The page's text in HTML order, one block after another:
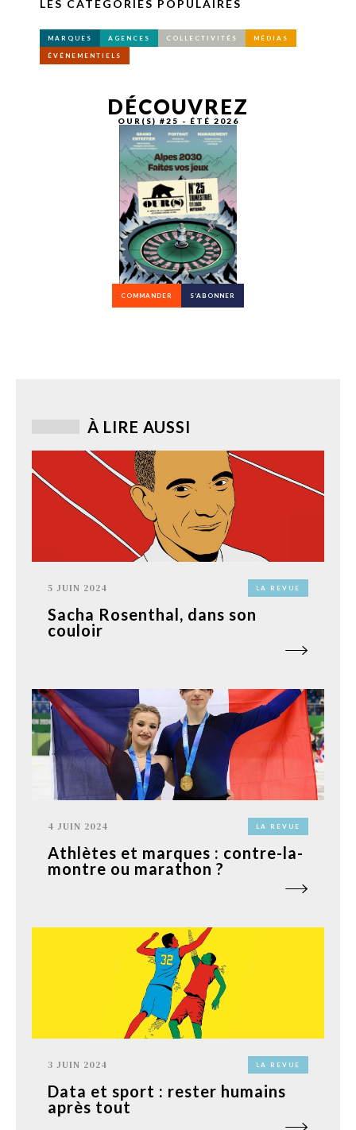
LES CATÉGORIES POPULAIRES
MARQUES AGENCES COLLECTIVITÉS MÉDIAS
ÉVÉNEMENTIELS
DÉCOUVREZ
OUR(S) #25 - ÉTÉ 2026
COMMANDER S’ABONNER
À LIRE AUSSI
5 JUIN 2024 LA REVUE
Sacha Rosenthal, dans son
couloir
4 JUIN 2024 LA REVUE
Athlètes et marques : contre-la-
montre ou marathon ?
3 JUIN 2024 LA REVUE
Data et sport : rester humains
après tout